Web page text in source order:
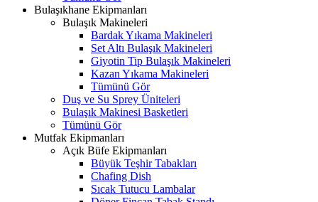
Bulaşıkhane Ekipmanları
Bulaşık Makineleri
Bardak Yıkama Makineleri
Set Altı Bulaşık Makineleri
Giyotin Tip Bulaşık Makineleri
Kazan Yıkama Makineleri
Tümünü Gör
Duş ve Su Sprey Üniteleri
Bulaşık Makinesi Basketleri
Tümünü Gör
Mutfak Ekipmanları
Açık Büfe Ekipmanları
Büyük Teşhir Tabakları
Chafing Dish
Sıcak Tutucu Lambalar